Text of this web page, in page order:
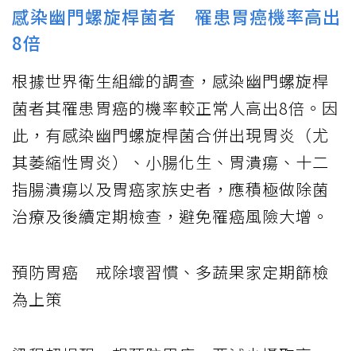
感染幽門螺旋桿菌者 罹患胃癌機率高出
8倍
根據世界衛生組織的調查，感染幽門螺旋桿
菌者其罹患胃癌的機率較正常人高出8倍。因
此，有感染幽門螺旋桿菌合併出現胃炎（尤
其萎縮性胃炎）、小腸化生、胃潰瘍、十二
指腸潰瘍以及胃癌家族史者，應積極做除菌
治療及後續定期檢查，避免罹癌風險大增。
預防胃癌 戒除壞習慣、多蔬果家定期篩檢
為上策